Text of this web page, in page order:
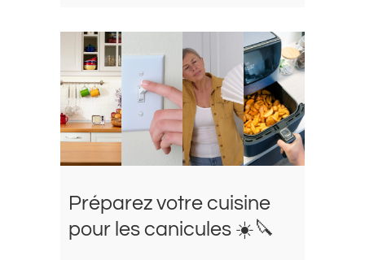
Préparez votre cuisine
pour les canicules ☀️🔪